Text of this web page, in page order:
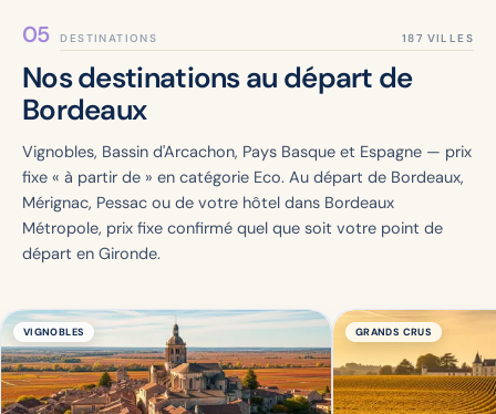
DESTINATIONS
Nos destinations au départ de
Bordeaux
Vignobles, Bassin d'Arcachon, Pays Basque et Espagne — prix
fixe « à partir de » en catégorie Eco. Au départ de Bordeaux,
Mérignac, Pessac ou de votre hôtel dans Bordeaux
Métropole, prix fixe confirmé quel que soit votre point de
départ en Gironde.
VIGNOBLES GRANDS CRUS